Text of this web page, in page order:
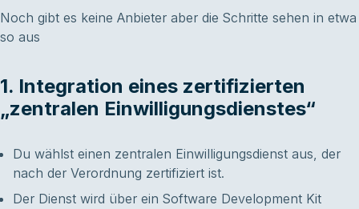
Noch gibt es keine Anbieter aber die Schritte sehen in etwa
so aus
1. Integration eines zertifizierten
„zentralen Einwilligungsdienstes“
Du wählst einen zentralen Einwilligungsdienst aus, der
nach der Verordnung zertifiziert ist.
Der Dienst wird über ein Software Development Kit